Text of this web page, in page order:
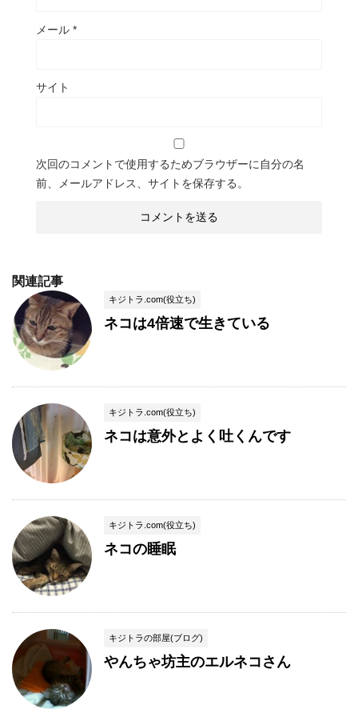
メール *
サイト
次回のコメントで使用するためブラウザーに自分の名
前、メールアドレス、サイトを保存する。
関連記事
キジトラ.com(役立ち)
ネコは4倍速で生きている
キジトラ.com(役立ち)
ネコは意外とよく吐くんです
キジトラ.com(役立ち)
ネコの睡眠
キジトラの部屋(ブログ)
やんちゃ坊主のエルネコさん